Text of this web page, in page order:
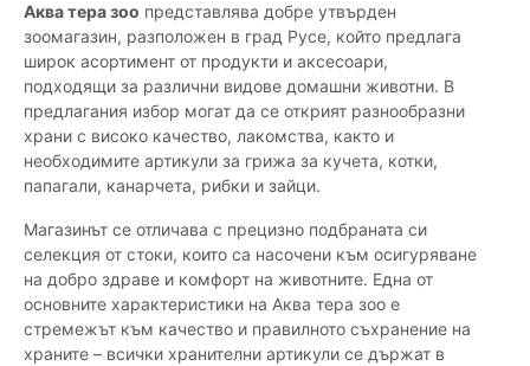
Аква тера зоо представлява добре утвърден
зоомагазин, разположен в град Русе, който предлага
широк асортимент от продукти и аксесоари,
подходящи за различни видове домашни животни. В
предлагания избор могат да се открият разнообразни
храни с високо качество, лакомства, както и
необходимите артикули за грижа за кучета, котки,
папагали, канарчета, рибки и зайци.
Магазинът се отличава с прецизно подбраната си
селекция от стоки, които са насочени към осигуряване
на добро здраве и комфорт на животните. Една от
основните характеристики на Аква тера зоо е
стремежът към качество и правилното съхранение на
храните – всички хранителни артикули се държат в